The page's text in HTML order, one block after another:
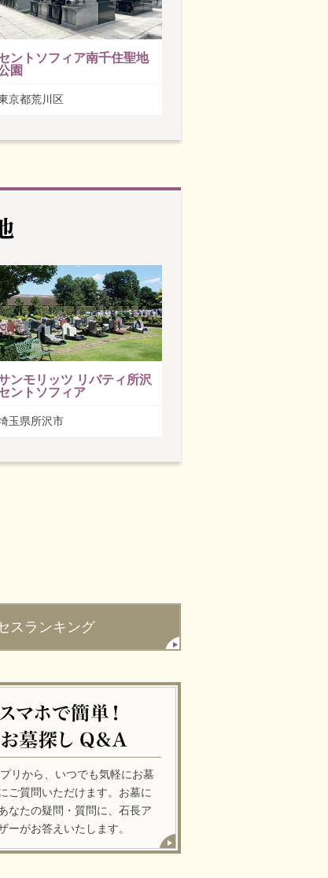
ントソフィア南千住聖地
園
京都荒川区
ンモリッツ リバティ所沢
ントソフィア
玉県所沢市
スランキング
リから、いつでも気軽にお墓
ご質問いただけます。お墓に
なたの疑問・質問に、石長ア
ーがお答えいたします。